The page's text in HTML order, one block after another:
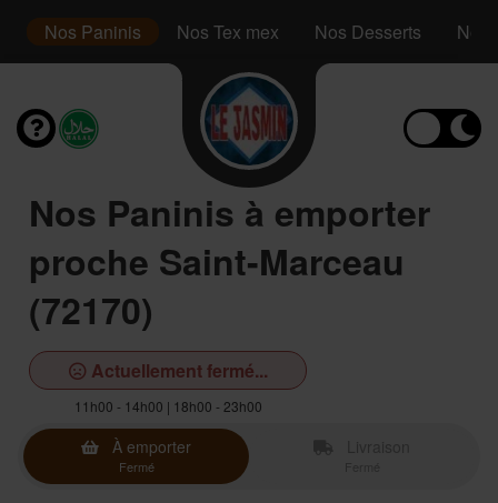
Nos Paninis Nos Tex mex Nos Desserts Nos
Nos Paninis à emporter
proche Saint-Marceau
(72170)
Actuellement fermé...
11h00 - 14h00 | 18h00 - 23h00
À emporter
Fermé